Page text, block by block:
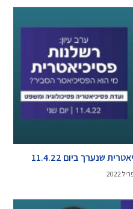
שנערך ביום 11.4.22